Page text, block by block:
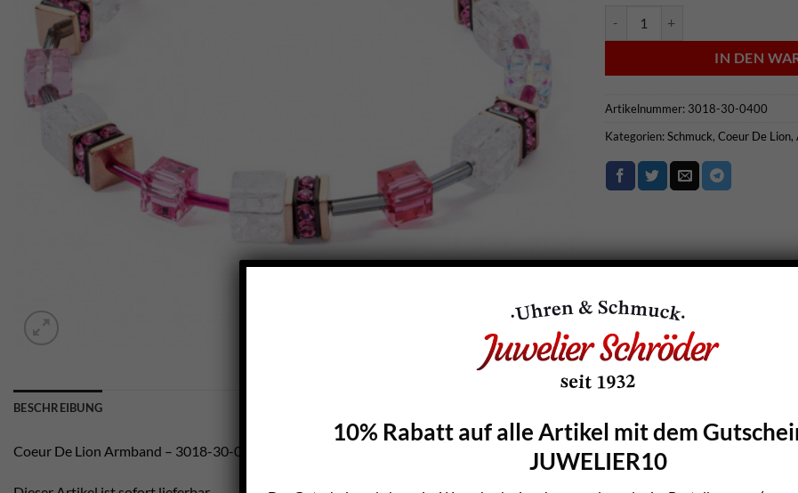
IN DEN
Artikelnummer: 3018-30-0400
Kategorien:Schmuck, Coeur De Lion,
BESCHREIBUNG
Coeur De Lion Armband – 3018-30-0400
10% Rabatt auf alle Artikel mit dem
JUWELIER10